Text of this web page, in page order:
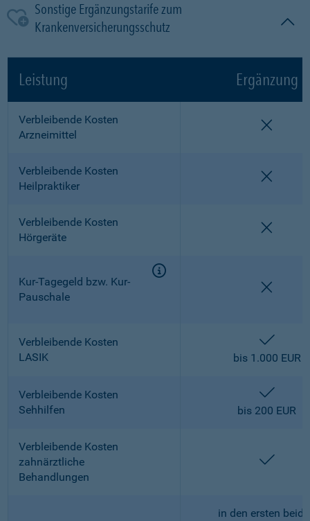
Sonstige Ergänzungstarife zum
Krankenversicherungsschutz
Leistung Ergänzung
Verbleibende Kosten
Arzneimittel
Verbleibende Kosten
Heilpraktiker
Verbleibende Kosten
Hörgeräte
Kur-Tagegeld bzw. Kur-
Pauschale
Verbleibende Kosten
LASIK
bis 1.000 EUR
Verbleibende Kosten
Sehhilfen
bis 200 EUR
Verbleibende Kosten
zahnärztliche
Behandlungen
in den ersten